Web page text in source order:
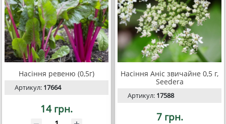
Насіння ревеню (0,5г)
Артикул: 17664
14 грн.
Насіння Аніс звичайне 0,5 г,
Seedеra
Артикул: 17588
7 грн.